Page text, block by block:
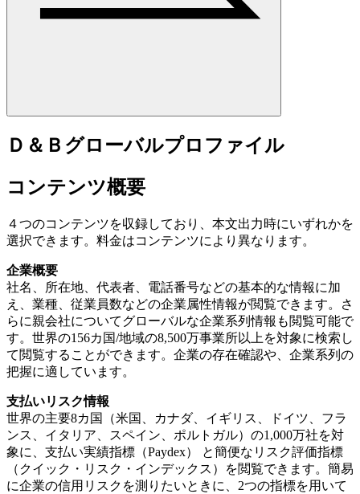
Ｄ＆Ｂグローバルプロファイル
コンテンツ概要
４つのコンテンツを収録しており、本文出力時にいずれかを
選択できます。料金はコンテンツにより異なります。
企業概要
社名、所在地、代表者、電話番号などの基本的な情報に加
え、業種、従業員数などの企業属性情報が閲覧できます。さ
らに親会社についてグローバルな企業系列情報も閲覧可能で
す。世界の156カ国/地域の8,500万事業所以上を対象に検索し
て閲覧することができます。企業の存在確認や、企業系列の
把握に適しています。
支払いリスク情報
世界の主要8カ国（米国、カナダ、イギリス、ドイツ、フラ
ンス、イタリア、スペイン、ポルトガル）の1,000万社を対
象に、支払い実績指標（Paydex） と簡便なリスク評価指標
（クイック・リスク・インデックス）を閲覧できます。簡易
に企業の信用リスクを測りたいときに、2つの指標を用いて